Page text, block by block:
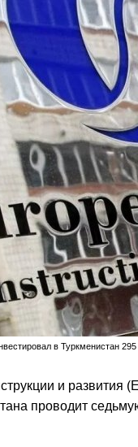
в Туркменистан 295
и
проводит